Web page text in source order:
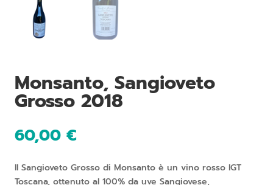
Monsanto, Sangioveto
Grosso 2018
60,00 €
Il Sangioveto Grosso di Monsanto è un vino rosso IGT
Toscana, ottenuto al 100% da uve Sangiovese,